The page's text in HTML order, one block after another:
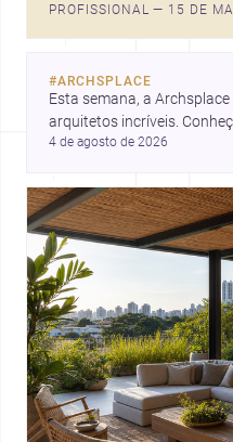
PROFISSIONAL — 15 DE
#ARCHSPLACE
Esta semana, a
arquitetos incríveis.
inspire-se com seus
4 de agosto de 2026